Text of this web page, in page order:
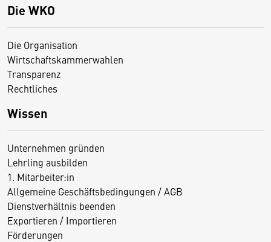
Die WKO
Die Organisation
Wirtschaftskammerwahlen
Transparenz
Rechtliches
Wissen
Unternehmen gründen
Lehrling ausbilden
1. Mitarbeiter:in
Allgemeine Geschäftsbedingungen / AGB
Dienstverhältnis beenden
Exportieren / Importieren
Förderungen